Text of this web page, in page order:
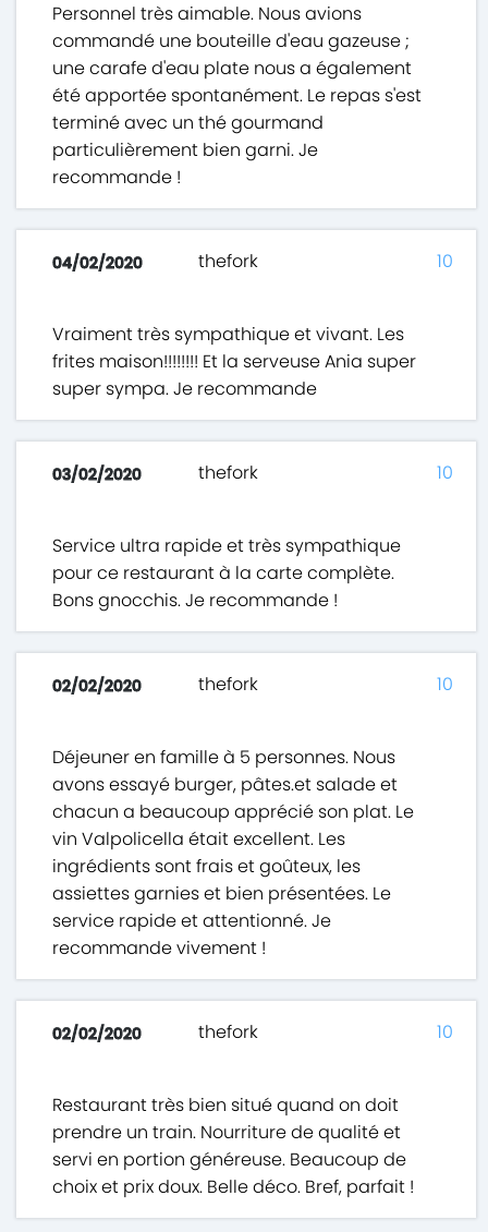
Personnel très aimable. Nous avions
commandé une bouteille d'eau gazeuse ;
une carafe d'eau plate nous a également
été apportée spontanément. Le repas s'est
terminé avec un thé gourmand
particulièrement bien garni. Je
recommande !
04/02/2020 thefork
Vraiment très sympathique et vivant. Les
frites maison!!!!!!!! Et la serveuse Ania super
super sympa. Je recommande
10
03/02/2020 thefork
Service ultra rapide et très sympathique
pour ce restaurant à la carte complète.
Bons gnocchis. Je recommande !
10
02/02/2020 thefork
Déjeuner en famille à 5 personnes. Nous
avons essayé burger, pâtes.et salade et
chacun a beaucoup apprécié son plat. Le
vin Valpolicella était excellent. Les
ingrédients sont frais et goûteux, les
assiettes garnies et bien présentées. Le
service rapide et attentionné. Je
recommande vivement !
10
02/02/2020 thefork
Restaurant très bien situé quand on doit
prendre un train. Nourriture de qualité et
servi en portion généreuse. Beaucoup de
choix et prix doux. Belle déco. Bref, parfait !
10